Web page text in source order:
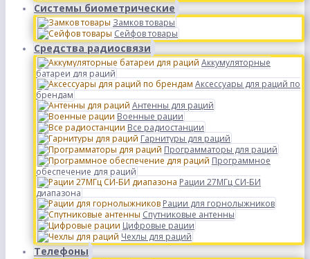
Системы биометрические
Замков товары
Сейфов товары
Средства радиосвязи
Аккумуляторные
батареи для раций
Аксессуары для раций по
брендам
Антенны для раций
Военные рации
Все радиостанции
Гарнитуры для раций
Программаторы для раций
Программное
обеспечение для раций
Рации 27МГц СИ-БИ
диапазона
Рации для горнолыжников
Спутниковые антенны
Цифровые рации
Чехлы для раций
Телефоны